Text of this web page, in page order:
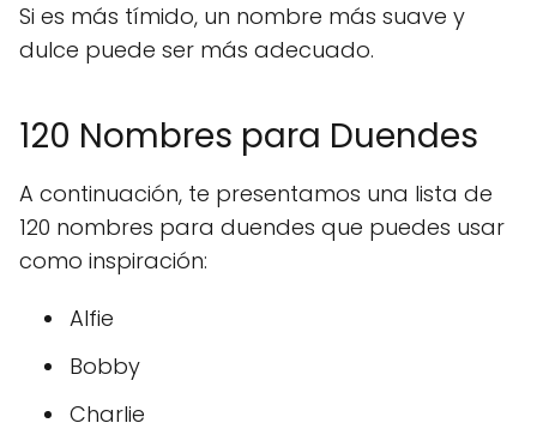
Si es más tímido, un nombre más suave y
dulce puede ser más adecuado.
120 Nombres para Duendes
A continuación, te presentamos una lista de
120 nombres para duendes que puedes usar
como inspiración:
Alfie
Bobby
Charlie